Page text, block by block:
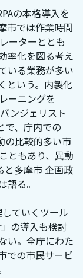
の本格導入を
市では作業時間
ーターととも
率化を図る考え
いる業務が多い
という。内製化
ーニングを
ンジェリスト
で、庁内での
の比較的多い市
ともあり、異動
と多摩市 企画政
る。
ていくツール
の導入も検討
い。全庁にわた
での市民サービ